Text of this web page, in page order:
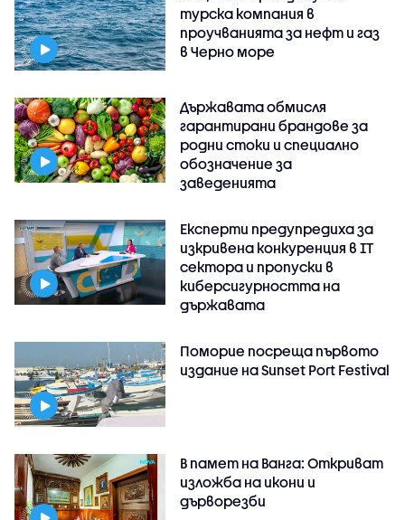
турска компания в
проучванията за нефт и газ
в Черно море
Държавата обмисля
гарантирани брандове за
родни стоки и специално
обозначение за
заведенията
Експерти предупредиха за
изкривена конкуренция в IT
сектора и пропуски в
киберсигурността на
държавата
Поморие посреща първото
издание на Sunset Port Festival
В памет на Ванга: Откриват
изложба на икони и
дърворезби